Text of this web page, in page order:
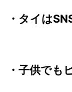
・タイは
・子供でも